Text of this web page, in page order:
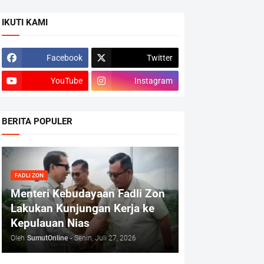
IKUTI KAMI
Facebook Twitter
YouTube Instagram
BERITA POPULER
FADLI ZON
Menteri Kebudayaan Fadli Zon
Lakukan Kunjungan Kerja ke
Kepulauan Nias
Oleh SumutOnline - Senin, Juli 27, 2026